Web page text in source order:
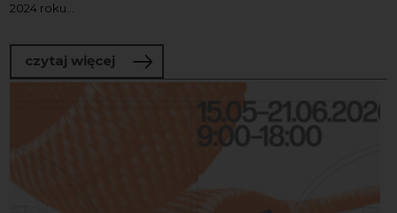
2024 roku...
czytaj więcej o Wystawa „Czasem smutki, czasem